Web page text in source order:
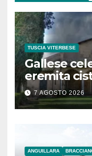
TUSCIA VITERBESE
Gallese
eremita
secolo
7 AGOSTO 2026
ANGUILLARA